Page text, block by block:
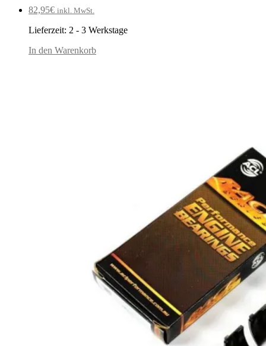
82,95€ inkl. MwSt.
Lieferzeit: 2 - 3 Werkstage
In den Warenkorb